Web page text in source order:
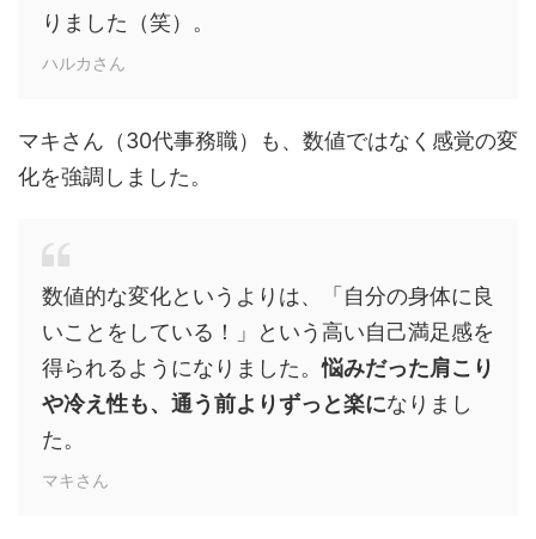
りました（笑）。
ハルカさん
マキさん（30代事務職）も、数値ではなく感覚の変
化を強調しました。
数値的な変化というよりは、「自分の身体に良
いことをしている！」という高い自己満足感を
得られるようになりました。悩みだった肩こり
や冷え性も、通う前よりずっと楽になりまし
た。
マキさん